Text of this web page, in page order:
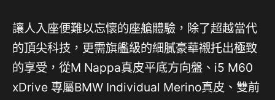
讓人入座便難以忘懷的座艙體驗，除了超越當代
的頂尖科技，更需旗艦級的細膩豪華襯托出極致
的享受，從M Nappa真皮平底方向盤、i5 M60
xDrive 專屬BMW Individual Merino真皮、雙前